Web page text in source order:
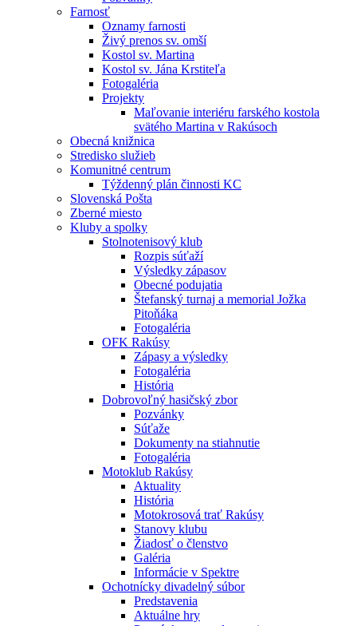
Farnosť
Oznamy farnosti
Živý prenos sv. omší
Kostol sv. Martina
Kostol sv. Jána Krstiteľa
Fotogaléria
Projekty
Maľovanie interiéru farského kostola
svätého Martina v Rakúsoch
Obecná knižnica
Stredisko služieb
Komunitné centrum
Týždenný plán činnosti KC
Slovenská Pošta
Zberné miesto
Kluby a spolky
Stolnotenisový klub
Rozpis súťaží
Výsledky zápasov
Obecné podujatia
Štefanský turnaj a memorial Jožka
Pitoňáka
Fotogaléria
OFK Rakúsy
Zápasy a výsledky
Fotogaléria
História
Dobrovoľný hasičský zbor
Pozvánky
Súťaže
Dokumenty na stiahnutie
Fotogaléria
Motoklub Rakúsy
Aktuality
História
Motokrosová trať Rakúsy
Stanovy klubu
Žiadosť o členstvo
Galéria
Informácie v Spektre
Ochotnícky divadelný súbor
Predstavenia
Aktuálne hry